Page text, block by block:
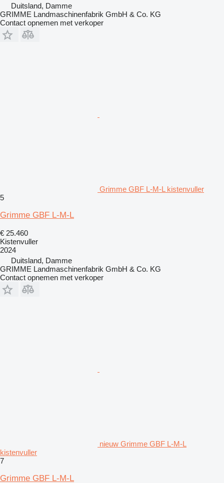
Duitsland, Damme
GRIMME Landmaschinenfabrik GmbH & Co. KG
Contact opnemen met verkoper
Grimme GBF L-M-L kistenvuller
5
Grimme GBF L-M-L
€ 25.460
Kistenvuller
2024
Duitsland, Damme
GRIMME Landmaschinenfabrik GmbH & Co. KG
Contact opnemen met verkoper
nieuw Grimme GBF L-M-L
kistenvuller
7
Grimme GBF L-M-L